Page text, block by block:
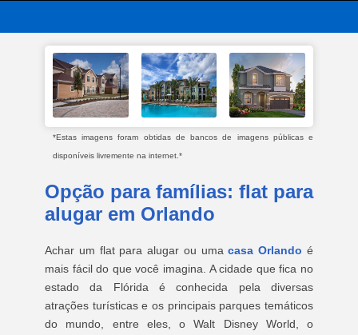
*Estas imagens foram obtidas de bancos de imagens públicas e
disponíveis livremente na internet.*
Opção para famílias: flat para
alugar em Orlando
Achar um flat para alugar ou umacasa Orlando é
mais fácil do que você imagina. A cidade que fica no
estado da Flórida é conhecida pela diversas
atrações turísticas e os principais parques temáticos
do mundo, entre eles, o Walt Disney World, o